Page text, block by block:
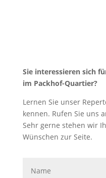
Sie interessieren sich
im Packhof-Quartier?
Lernen Sie unser
kennen. Rufen Sie uns
Sehr gerne stehen wir
Wünschen zur Seite.